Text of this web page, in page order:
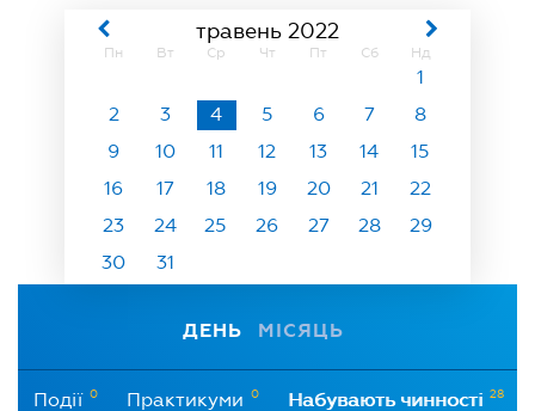
травень 2022
Пн Вт Ср Чт Пт Сб Нд
1
2
3 4 5 6 7
8
9
10 11 12 13 14
15
16
17 18 19 20 21
22
23
24 25 26 27 28
29
30
31
ДЕНЬ МІСЯЦЬ
Події 0 Практикуми 0 Набувають чинності 28